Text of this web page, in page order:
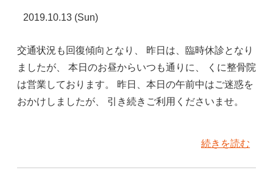
2019.10.13 (Sun)
交通状況も回復傾向となり、 昨日は、臨時休診となり
ましたが、 本日のお昼からいつも通りに、 くに整骨院
は営業しております。 昨日、本日の午前中はご迷惑を
おかけしましたが、 引き続きご利用くださいませ。
続きを読む